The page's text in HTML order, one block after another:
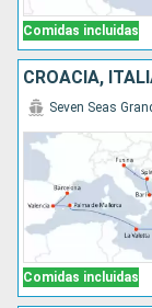
Comidas incluidas
Comidas incluidas
Seven Seas